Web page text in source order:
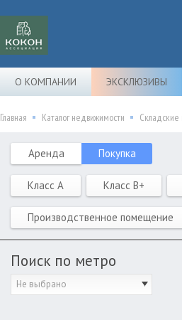
О КОМПАНИИ ЭКСКЛЮЗИВЫ
Главная Каталог недвижимости
Аренда Покупка
Класс A Класс B+
Производственное помещение
Поиск по метро
Не выбрано